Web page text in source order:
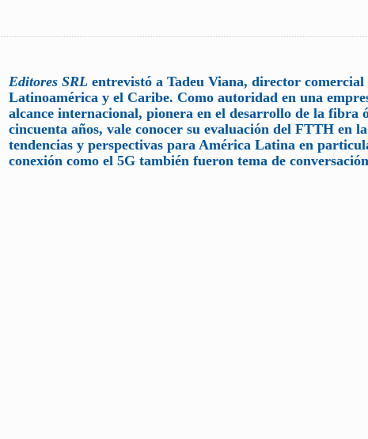
Editores SRL entrevistó a Tadeu Viana, director comercial
Latinoamérica y el Caribe. Como autoridad en una
alcance internacional, pionera en el desarrollo de la fibra
cincuenta años, vale conocer su evaluación del FTTH en
tendencias y perspectivas para América Latina en
conexión como el 5G también fueron tema de